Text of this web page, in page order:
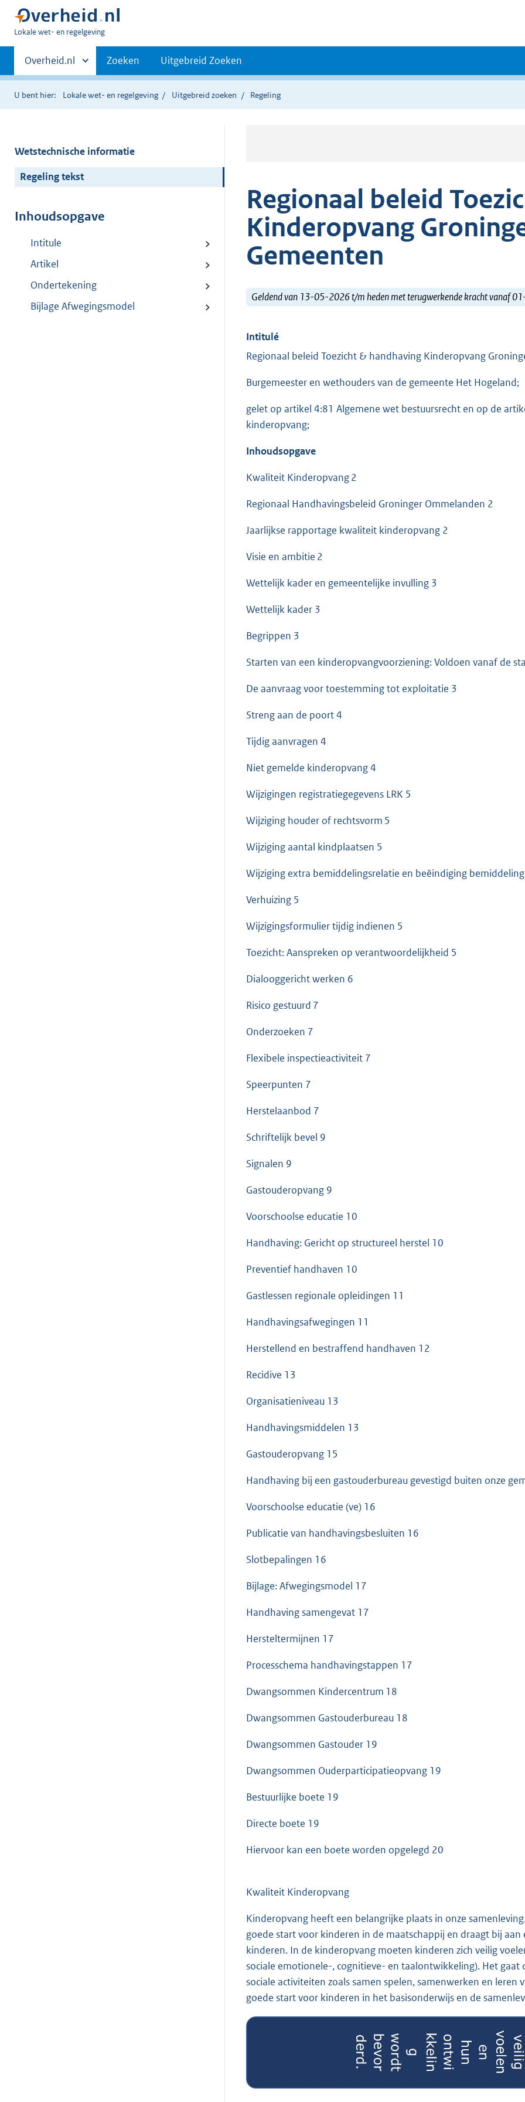
U
hier:
Lokale wet- en regelgeving
Primaire
navigatie
Andere
sites
binnen
Overheid.nl Zoeken Uitgebreid Zoeken
U bent hier: Lokale wet- en regelgeving Uitgebreid zoeken Regeling
Wetstechnische informatie
Regeling tekst
Inhoudsopgave
Intitule
Artikel
Ondertekening
Bijlage Afwegingsmodel
Regionaal beleid
Kinderopvang
Gemeenten
Geldend van 13-05-2026 t/m heden met terugwerkende kracht vanaf
Intitulé
Regionaal beleid Toezicht & handhaving Kinderopvang
Burgemeester en wethouders van de gemeente Het Hogeland;
gelet op artikel 4:81 Algemene wet bestuursrecht en op de
kinderopvang;
Inhoudsopgave
Kwaliteit Kinderopvang 2
Regionaal Handhavingsbeleid Groninger Ommelanden 2
Jaarlijkse rapportage kwaliteit kinderopvang 2
Visie en ambitie 2
Wettelijk kader en gemeentelijke invulling 3
Wettelijk kader 3
Begrippen 3
Starten van een kinderopvangvoorziening: Voldoen vanaf de
De aanvraag voor toestemming tot exploitatie 3
Streng aan de poort 4
Tijdig aanvragen 4
Niet gemelde kinderopvang 4
Wijzigingen registratiegegevens LRK 5
Wijziging houder of rechtsvorm 5
Wijziging aantal kindplaatsen 5
Wijziging extra bemiddelingsrelatie en beëindiging
Verhuizing 5
Wijzigingsformulier tijdig indienen 5
Toezicht: Aanspreken op verantwoordelijkheid 5
Dialooggericht werken 6
Risico gestuurd 7
Onderzoeken 7
Flexibele inspectieactiviteit 7
Speerpunten 7
Herstelaanbod 7
Schriftelijk bevel 9
Signalen 9
Gastouderopvang 9
Voorschoolse educatie 10
Handhaving: Gericht op structureel herstel 10
Preventief handhaven 10
Gastlessen regionale opleidingen 11
Handhavingsafwegingen 11
Herstellend en bestraffend handhaven 12
Recidive 13
Organisatieniveau 13
Handhavingsmiddelen 13
Gastouderopvang 15
Handhaving bij een gastouderbureau gevestigd buiten onze
Voorschoolse educatie (ve) 16
Publicatie van handhavingsbesluiten 16
Slotbepalingen 16
Bijlage: Afwegingsmodel 17
Handhaving samengevat 17
Hersteltermijnen 17
Processchema handhavingstappen 17
Dwangsommen Kindercentrum 18
Dwangsommen Gastouderbureau 18
Dwangsommen Gastouder 19
Dwangsommen Ouderparticipatieopvang 19
Bestuurlijke boete 19
Directe boete 19
Hiervoor kan een boete worden opgelegd 20
Kwaliteit Kinderopvang
Kinderopvang heeft een belangrijke plaats in onze
goede start voor kinderen in de maatschappij en draagt bij
kinderen. In de kinderopvang moeten kinderen zich veilig
sociale emotionele-, cognitieve- en taalontwikkeling). Het
sociale activiteiten zoals samen spelen, samenwerken en
goede start voor kinderen in het basisonderwijs en de